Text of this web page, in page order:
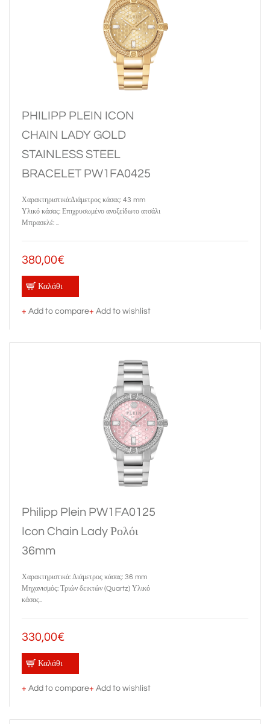
PHILIPP PLEIN ICON
CHAIN LADY GOLD
STAINLESS STEEL
BRACELET PW1FA0425
Χαρακτηριστικά:Διάμετρος κάσας: 43 mm
Υλικό κάσας: Επιχρυσωμένο ανοξείδωτο ατσάλι
Μπρασελέ: ..
380,00€
Καλάθι
+ Add to compare+ Add to wishlist
Philipp Plein PW1FA0125
Icon Chain Lady Ρολόι
36mm
Χαρακτηριστικά: Διάμετρος κάσας: 36 mm
Μηχανισμός: Τριών δεικτών (Quartz) Υλικό
κάσας..
330,00€
Καλάθι
+ Add to compare+ Add to wishlist